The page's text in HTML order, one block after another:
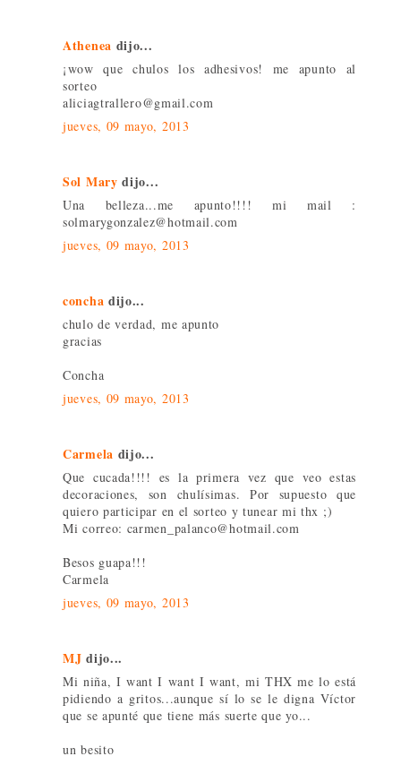
Athenea dijo...
¡wow que chulos los adhesivos! me apunto al
sorteo
aliciagtrallero@gmail.com
jueves, 09 mayo, 2013
Sol Mary dijo...
Una belleza...me apunto!!!! mi mail :
solmarygonzalez@hotmail.com
jueves, 09 mayo, 2013
concha dijo...
chulo de verdad, me apunto
gracias
Concha
jueves, 09 mayo, 2013
Carmela dijo...
Que cucada!!!! es la primera vez que veo estas
decoraciones, son chulísimas. Por supuesto que
quiero participar en el sorteo y tunear mi thx ;)
Mi correo: carmen_palanco@hotmail.com
Besos guapa!!!
Carmela
jueves, 09 mayo, 2013
MJ dijo...
Mi niña, I want I want I want, mi THX me lo está
pidiendo a gritos...aunque sí lo se le digna Víctor
que se apunté que tiene más suerte que yo...
un besito